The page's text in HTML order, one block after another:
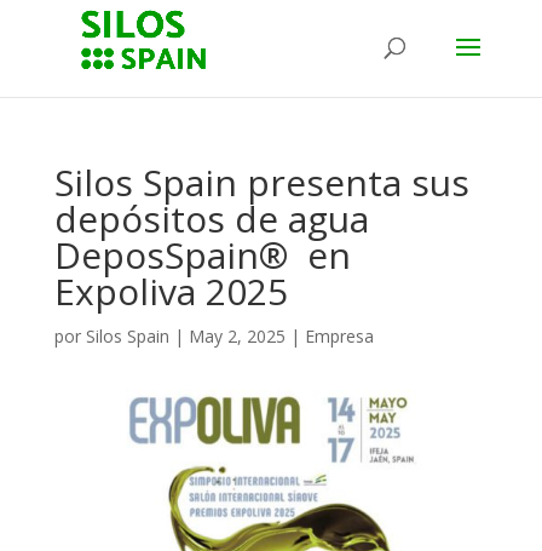
Silos Spain presenta sus
depósitos de agua
DeposSpain® en
Expoliva 2025
por Silos Spain | May 2, 2025 | Empresa